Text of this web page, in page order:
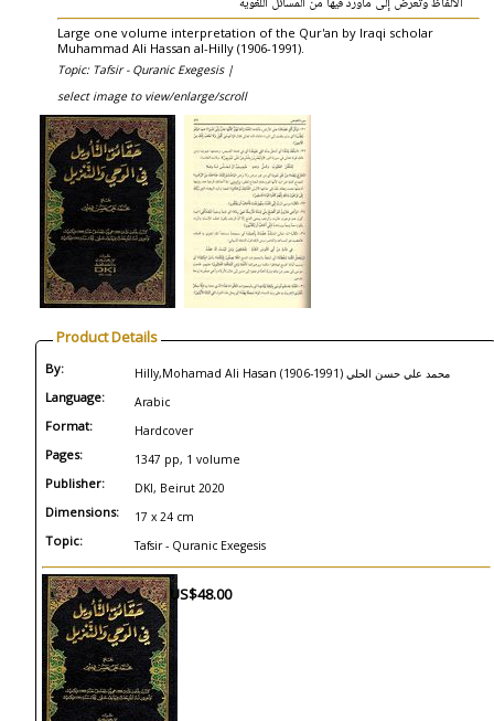
Large one volume interpretation of the Qur'an by Iraqi scholar
Muhammad Ali Hassan al-Hilly (1906-1991).
Topic: Tafsir - Quranic Exegesis |
select image to view/enlarge/scroll
Product Details
By: Hilly,Mohamad Ali Hasan (1906-1991) محمد علي حسن الحلي
Language: Arabic
Format: Hardcover
Pages: 1347 pp, 1 volume
Publisher: DKI, Beirut 2020
Dimensions: 17 x 24 cm
Topic: Tafsir - Quranic Exegesis
US$48.00